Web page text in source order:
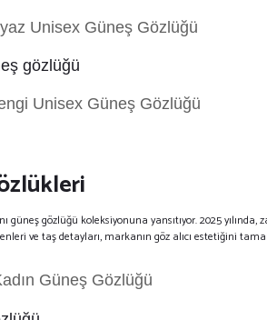
Unisex Güneş Gözlüğü
Unisex Güneş Gözlüğü
güneş gözlüğü koleksiyonuna yansıtıyor. 2025
ve taş detayları, markanın göz alıcı estetiğini
Güneş Gözlüğü